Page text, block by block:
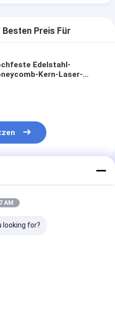
Besten Preis Für
Edelstahl-
Kern-Laser-
AM
looking for?